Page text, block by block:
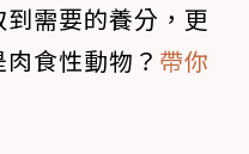
需要的養分，更
食性動物？ 帶你